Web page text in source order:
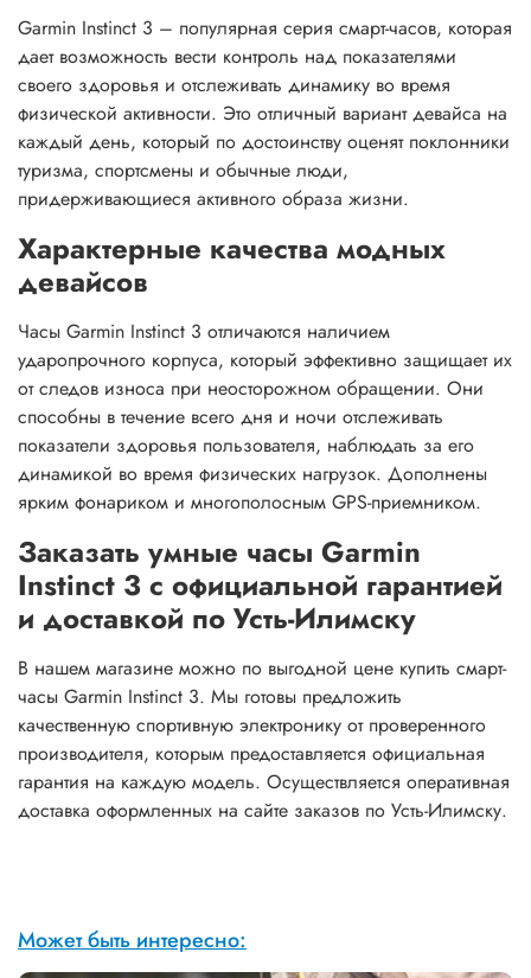
Garmin Instinct 3 – популярная серия смарт-часов, которая
дает возможность вести контроль над показателями
своего здоровья и отслеживать динамику во время
физической активности. Это отличный вариант девайса на
каждый день, который по достоинству оценят поклонники
туризма, спортсмены и обычные люди,
придерживающиеся активного образа жизни.
Характерные качества модных
девайсов
Часы Garmin Instinct 3 отличаются наличием
ударопрочного корпуса, который эффективно защищает их
от следов износа при неосторожном обращении. Они
способны в течение всего дня и ночи отслеживать
показатели здоровья пользователя, наблюдать за его
динамикой во время физических нагрузок. Дополнены
ярким фонариком и многополосным GPS-приемником.
Заказать умные часы Garmin
Instinct 3 с официальной гарантией
и доставкой по Усть-Илимску
В нашем магазине можно по выгодной цене купить смарт-
часы Garmin Instinct 3. Мы готовы предложить
качественную спортивную электронику от проверенного
производителя, которым предоставляется официальная
гарантия на каждую модель. Осуществляется оперативная
доставка оформленных на сайте заказов по Усть-Илимску.
Может быть интересно: